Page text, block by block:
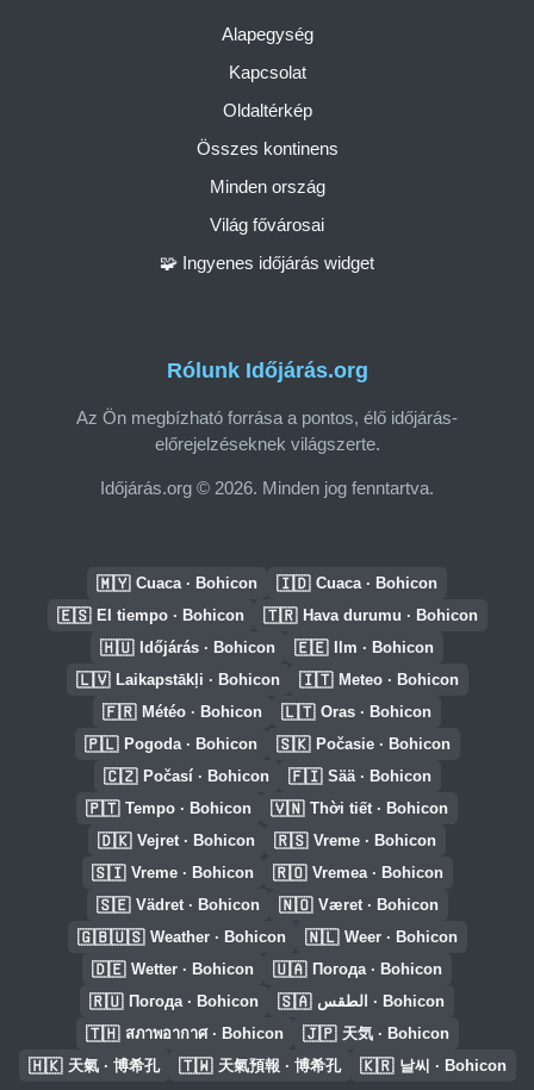
Rólunk Időjárás.org
Az Ön megbízható forrása a pontos, élő időjárás-
előrejelzéseknek világszerte.
Időjárás.org © 2026. Minden jog fenntartva.
Alapegység
Kapcsolat
Oldaltérkép
Összes kontinens
Minden ország
Világ fővárosai
🧩 Ingyenes időjárás widget
🇲🇾 Cuaca · Bohicon 🇮🇩 Cuaca · Bohicon
🇪🇸 El tiempo · Bohicon 🇹🇷 Hava durumu · Bohicon
🇭🇺 Időjárás · Bohicon 🇪🇪 Ilm · Bohicon
🇱🇻 Laikapstākļi · Bohicon 🇮🇹 Meteo · Bohicon
🇫🇷 Météo · Bohicon 🇱🇹 Oras · Bohicon
🇵🇱 Pogoda · Bohicon 🇸🇰 Počasie · Bohicon
🇨🇿 Počasí · Bohicon 🇫🇮 Sää · Bohicon
🇵🇹 Tempo · Bohicon 🇻🇳 Thời tiết · Bohicon
🇩🇰 Vejret · Bohicon 🇷🇸 Vreme · Bohicon
🇸🇮 Vreme · Bohicon 🇷🇴 Vremea · Bohicon
🇸🇪 Vädret · Bohicon 🇳🇴 Været · Bohicon
🇬🇧🇺🇸 Weather · Bohicon 🇳🇱 Weer · Bohicon
🇩🇪 Wetter · Bohicon 🇺🇦 Погода · Bohicon
🇷🇺 Погода · Bohicon 🇸🇦 الطقس · Bohicon
🇹🇭 สภาพอากาศ · Bohicon 🇯🇵 天気 · Bohicon
🇭🇰 天氣 · 博希孔 🇹🇼 天氣預報 · 博希孔 🇰🇷 날씨 · Bohicon